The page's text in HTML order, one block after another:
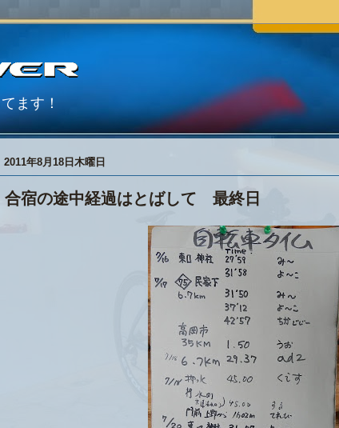
ます！
2011年8月18日木曜日
合宿の途中経過はとばして 最終日